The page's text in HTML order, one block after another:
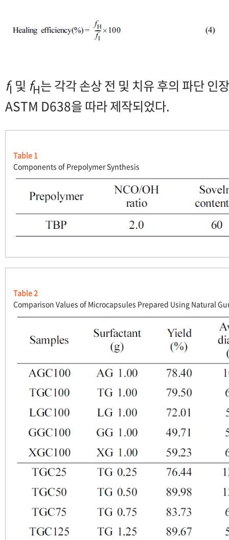
fI 및 fH는 각각 손상 전 및 치유 후의 파단 인
ASTM D638을 따라 제작되었다.
Table 1
Components of Prepolymer Synthesis
Table 2
Comparison Values of Microcapsules Prepared Using Natural